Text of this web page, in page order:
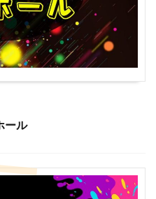
ール